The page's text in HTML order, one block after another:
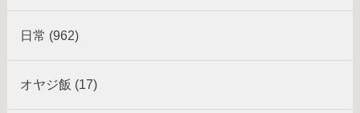
日常 (962)
オヤジ飯 (17)